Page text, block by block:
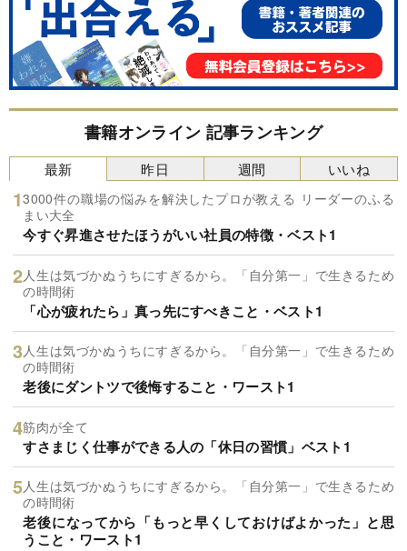
書籍オンライン 記事ランキング
最新
3000件の職場の悩みを解決したプロが教える リーダーのふる
まい大全
今すぐ昇進させたほうがいい社員の特徴・ベスト1
人生は気づかぬうちにすぎるから。「自分第一」で生きるため
の時間術
「心が疲れたら」真っ先にすべきこと・ベスト1
人生は気づかぬうちにすぎるから。「自分第一」で生きるため
の時間術
老後にダントツで後悔すること・ワースト1
筋肉が全て
すさまじく仕事ができる人の「休日の習慣」ベスト1
人生は気づかぬうちにすぎるから。「自分第一」で生きるため
の時間術
老後になってから「もっと早くしておけばよかった」と思
うこと・ワースト1
昨日 週間 いいね